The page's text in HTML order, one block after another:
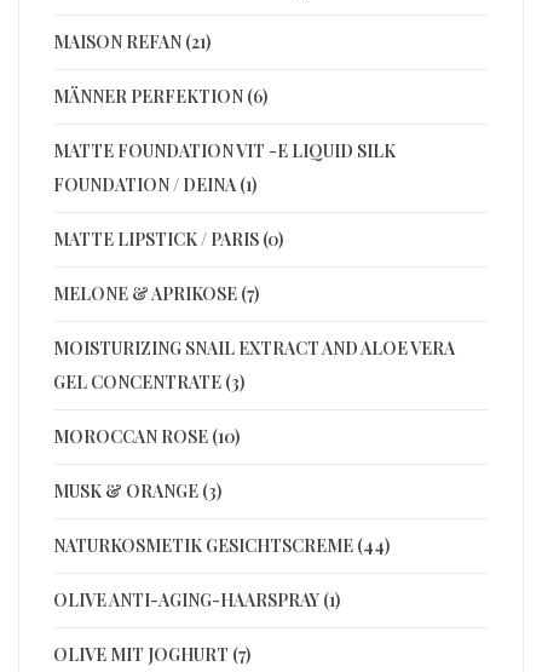
MAISON REFAN (21)
MÄNNER PERFEKTION (6)
MATTE FOUNDATION VIT -E LIQUID SILK
FOUNDATION / DEINA (1)
MATTE LIPSTICK / PARIS (0)
MELONE & APRIKOSE (7)
MOISTURIZING SNAIL EXTRACT AND ALOE VERA
GEL CONCENTRATE (3)
MOROCCAN ROSE (10)
MUSK & ORANGE (3)
NATURKOSMETIK GESICHTSCREME (44)
OLIVE ANTI-AGING-HAARSPRAY (1)
OLIVE MIT JOGHURT (7)